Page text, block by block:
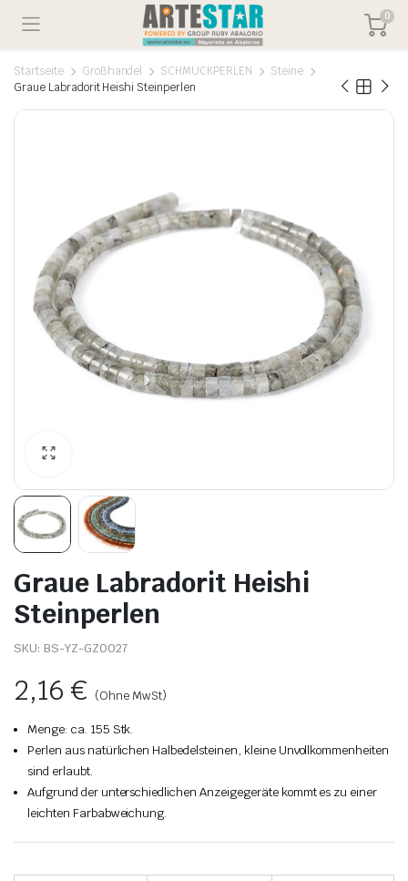
0
Startseite Großhandel SCHMUCKPERLEN
Steine
Graue Labradorit Heishi Steinperlen
Graue Labradorit Heishi
Steinperlen
SKU: BS-YZ-GZ0027
2,16€ (Ohne MwSt)
Menge: ca. 155 Stk.
Perlen aus natürlichen Halbedelsteinen, kleine Unvollkommenheiten
sind erlaubt.
Aufgrund der unterschiedlichen Anzeigegeräte kommt es zu einer
leichten Farbabweichung.